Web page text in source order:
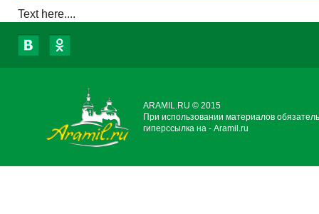
Text here....
ARAMIL.RU © 2015
При использовании материалов
гиперссылка на - Aramil.ru